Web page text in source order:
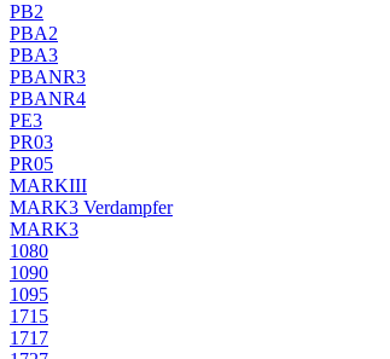
PB2
PBA2
PBA3
PBANR3
PBANR4
PE3
PR03
PR05
MARKIII
MARK3 Verdampfer
MARK3
1080
1090
1095
1715
1717